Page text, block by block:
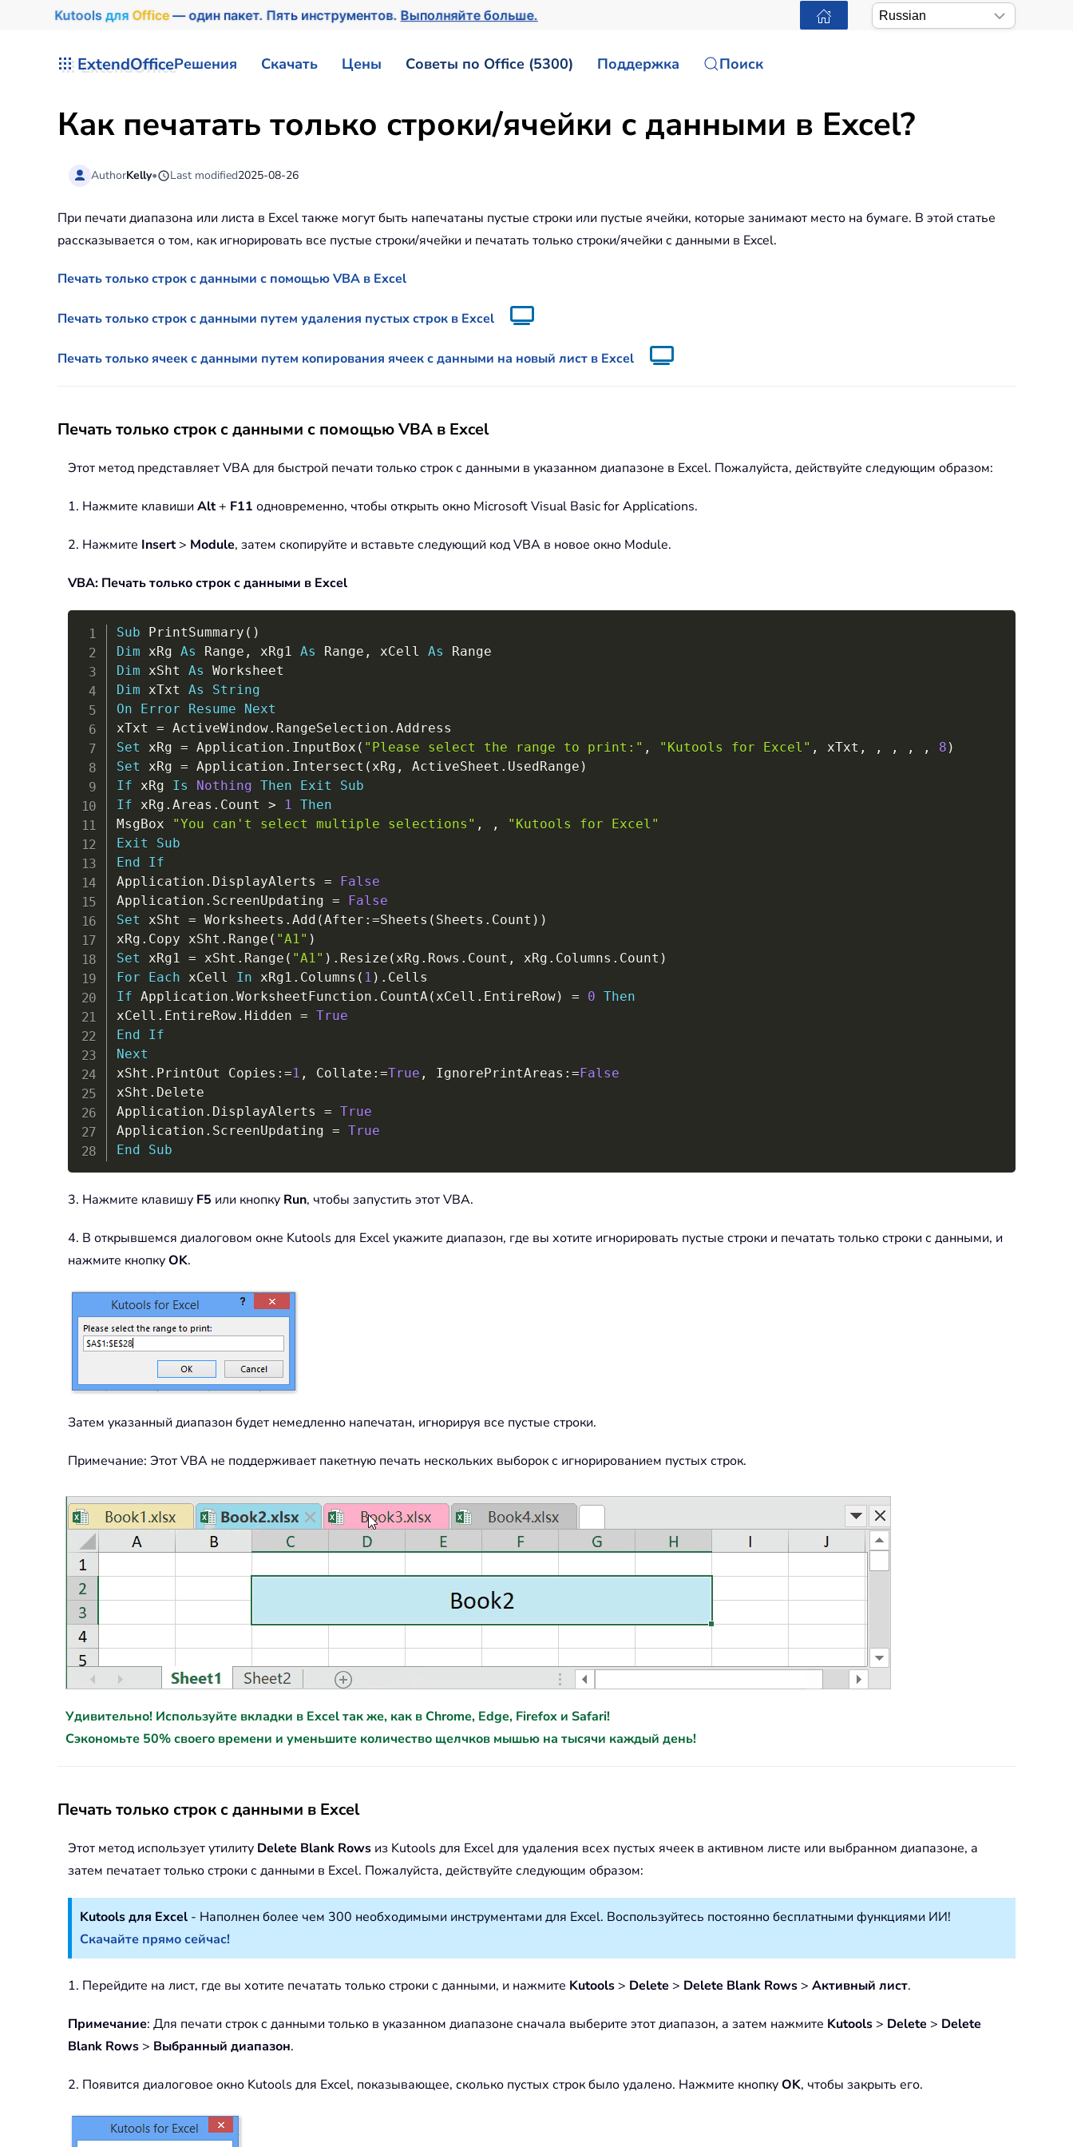
Kutools для Office— один пакет. Пять инструментов.Выполняйте больше.
ExtendOfficeРешения Скачать Цены Советы по Office (5300) Поддержка Поиск
Как печатать только строки/ячейки с данными в Excel?
AuthorKelly• Last modified2025-08-26
При печати диапазона или листа в Excel также могут быть напечатаны пустые строки или пустые ячейки, которые занимают место на бумаге. В этой статье
рассказывается о том, как игнорировать все пустые строки/ячейки и печатать только строки/ячейки с данными в Excel.
Печать только строк с данными с помощью VBA в Excel
Печать только строк с данными путем удаления пустых строк в Excel
Печать только ячеек с данными путем копирования ячеек с данными на новый лист в Excel
Печать только строк с данными с помощью VBA в Excel
Этот метод представляет VBA для быстрой печати только строк с данными в указанном диапазоне в Excel. Пожалуйста, действуйте следующим образом:
1. Нажмите клавиши Alt+ F11 одновременно, чтобы открыть окно Microsoft Visual Basic for Applications.
2. Нажмите Insert> Module, затем скопируйте и вставьте следующий код VBA в новое окно Module.
VBA: Печать только строк с данными в Excel
Sub PrintSummary ( )
Dim xRg As Range , xRg1 As Range , xCell As
Dim xSht As
Dim xTxt As
String
On
Error Resume
Next
xTxt = ActiveWindow. RangeSelection .
Set xRg = Application . InputBox ( "Please select the range to print:" , "Kutools for Excel" , xTxt , , , , , 8 )
Set xRg = Application . Intersect ( xRg , ActiveSheet . UsedRange )
If xRg Is Nothing Then Exit
Sub
If xRg . Areas . Count > 1 Then
MsgBox
"You can't select multiple selections" , ,
"Kutools for Excel"
Exit
Sub
End
If
Application . DisplayAlerts =
False
Application . ScreenUpdating =
False
Set xSht = Worksheets . Add (After : =Sheets ( Sheets . Count ) )
xRg . Copy xSht . Range ( "A1" )
Set xRg1 = xSht . Range ( "A1" ) . Resize ( xRg . Rows . Count , xRg . Columns . Count )
For
Each xCell In xRg1 . Columns ( 1 ) .
If Application . WorksheetFunction . CountA( xCell . EntireRow) = 0 Then
xCell . EntireRow. Hidden = True
End
If
Next
xSht . PrintOut Copies : =1 , Collate : =True , IgnorePrintAreas : = False
xSht . Delete
Application . DisplayAlerts = True
Application . ScreenUpdating = True
End
Sub
3. Нажмите клавишу F5 или кнопку Run, чтобы запустить этот VBA.
4. В открывшемся диалоговом окне Kutools для Excel укажите диапазон, где вы хотите игнорировать пустые строки и печатать только строки с данными, и
нажмите кнопкуOK.
Затем указанный диапазон будет немедленно напечатан, игнорируя все пустые строки.
Примечание: Этот VBA не поддерживает пакетную печать нескольких выборок с игнорированием пустых строк.
Удивительно! Используйте вкладки в Excel так же, как в Chrome, Edge, Firefox и Safari!
Сэкономьте 50% своего времени и уменьшите количество щелчков мышью на тысячи каждый день!
Печать только строк с данными в Excel
Этот метод использует утилиту Delete Blank Rows из Kutools для Excel для удаления всех пустых ячеек в активном листе или выбранном диапазоне, а
затем печатает только строки с данными в Excel. Пожалуйста, действуйте следующим образом:
Kutools для Excel - Наполнен более чем 300 необходимыми инструментами для Excel. Воспользуйтесь постоянно бесплатными функциями ИИ!
Скачайте прямо сейчас!
1. Перейдите на лист, где вы хотите печатать только строки с данными, и нажмите Kutools > Delete > Delete Blank Rows > Активный лист.
Примечание: Для печати строк с данными только в указанном диапазоне сначала выберите этот диапазон, а затем нажмите Kutools > Delete > Delete
Blank Rows > Выбранный диапазон.
2. Появится диалоговое окно Kutools для Excel, показывающее, сколько пустых строк было удалено. Нажмите кнопкуOK, чтобы закрыть его.